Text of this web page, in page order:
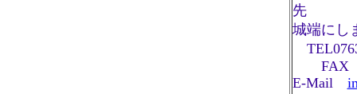
先
城端にし
FAX
E-Mail